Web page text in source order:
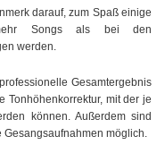
darauf, zum Spaß einige
Songs als bei den
werden.
Gesamtergebnis
Tonhöhenkorrektur, mit der je
können. Außerdem sind
Gesangsaufnahmen möglich.